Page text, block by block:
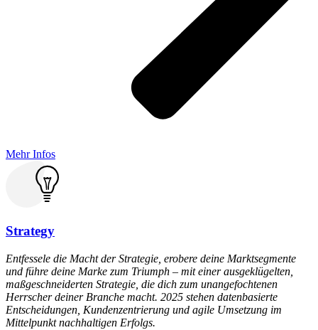
Mehr Infos
Strategy​​
Entfessele die Macht der Strategie, erobere deine Marktsegmente
und führe deine Marke zum Triumph – mit einer ausgeklügelten,
maßgeschneiderten Strategie, die dich zum unangefochtenen
Herrscher deiner Branche macht. 2025 stehen datenbasierte
Entscheidungen, Kundenzentrierung und agile Umsetzung im
Mittelpunkt nachhaltigen Erfolgs.